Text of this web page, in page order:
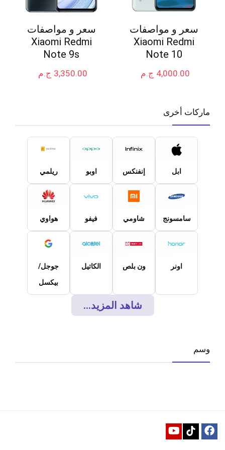
سعر و مواصفات
Xiaomi Redmi
Note 10
ج.م 4,000.00
سعر و مواصفات
Xiaomi Redmi
Note 9s
ج.م 3,350.00
ماركات أخرى
ابل إنفنكس اوبو ريلمي
سامسونج شاومي فيفو هواوي
اونر ون بلص الكاتيل
جوجل/
بيكسل
شاهد المزيد...
وسم